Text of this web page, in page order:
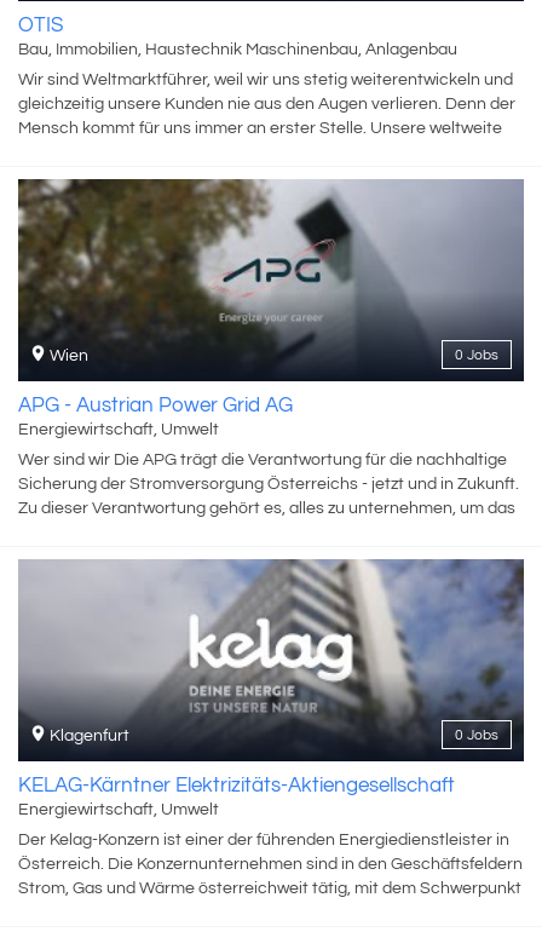
bestens ausgestatteten Bürogebäude im 23. Bezirk in Wien. Dort,
wo auch Daikin Österreich sowie Your Daikin World, unser
einzigartiges Experience Center für Klimalösungen und Co-
Creation mit angelagertem Trainings- und Ausbildungszentrum,
angesiedelt ist. Neugierig geworden? Dann besuche uns in einem
unserer Flagship-Stores in Wien oder Budapest oder wirf einen
OTIS
Bau, Immobilien, Haustechnik Maschinenbau, Anlagenbau
Wir sind Weltmarktführer, weil wir uns stetig weiterentwickeln und
gleichzeitig unsere Kunden nie aus den Augen verlieren. Denn der
Mensch kommt für uns immer an erster Stelle. Unsere weltweite
und Service.Unseren Erfolg verdanken wir unserem Pioniergeist,
unserer Innovationskultur, dem Vertrauen unserer Kunden und den
Werten, die uns ausmachen. Wir reden nicht nur über unsere
Werte, wir leben sie. Bei uns sind neue Denkansätze, frische
Blickwinkel und kreative Herangehensweisen willkommen.
0 Jobs
Wien
APG - Austrian Power Grid AG
Energiewirtschaft, Umwelt
Wer sind wir Die APG trägt die Verantwortung für die nachhaltige
Sicherung der Stromversorgung Österreichs - jetzt und in Zukunft.
Zu dieser Verantwortung gehört es, alles zu unternehmen, um das
Wirtschaft und Gesellschaft anzupassen. Die größte
Herausforderung der kommenden Jahre ist es, erneuerbare
Energie ans Netz und Österreich damit seinen Klimazielen näher
zu bringen. Nur ein starkes Übertragungsnetz macht es möglich,
Energie aus Wind, Wasser und Sonne nachhaltig in Österreichs
Energieversorgungssystem zu integrieren. Unsere Verantwortung
ist es, die Grundlagen für eine optimale Nutzung erneuerbarer
Energien zu schaffen. Produkte/Services/Leistungen Die Austrian
Power Grid AG betreibt das österreichische Übertragungsnetz,
welches Teil des gesamteuropäischen Übertragungsnetzes der
Regional Group Continental Europe der ENTSO-E (Vereinigung der
europäischen Übertragungsnetzbetreiber) ist. Als
Regelzonenführer für Österreich ist die APG dafür verantwortlich,
dass jederzeit ein stabiles Gleichgewicht zwischen Erzeugung und
Verbrauch gegeben ist. Perspektiven für die Zukunft Wir tragen
0 Jobs
Klagenfurt
KELAG-Kärntner Elektrizitäts-Aktiengesellschaft
Energiewirtschaft, Umwelt
Der Kelag-Konzern ist einer der führenden Energiedienstleister in
Österreich. Die Konzernunternehmen sind in den Geschäftsfeldern
Strom, Gas und Wärme österreichweit tätig, mit dem Schwerpunkt